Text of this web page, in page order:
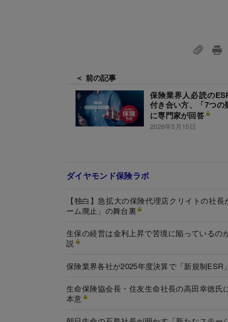
＜ 前の記事
保険業界人必読の
付き合い方、「7つの
に専門家が回答
2026年5月15日
ダイヤモンド保険ラボ
【独白】急拡大の保険代理店クリイトの社
ーム廃止」の舞台裏
生保の経営は金利上昇で苦境に陥っている
説
保険業界各社が2025年度決算で「新規制
生命保険協会長・住友生命社長の高田幸徳
本意